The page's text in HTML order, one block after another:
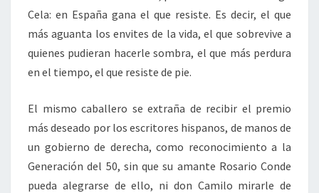
Cela: en España gana el que resiste. Es decir, el que
más aguanta los envites de la vida, el que sobrevive a
quienes pudieran hacerle sombra, el que más perdura
en el tiempo, el que resiste de pie.
El mismo caballero se extraña de recibir el premio
más deseado por los escritores hispanos, de manos de
un gobierno de derecha, como reconocimiento a la
Generación del 50, sin que su amante Rosario Conde
pueda alegrarse de ello, ni don Camilo mirarle de